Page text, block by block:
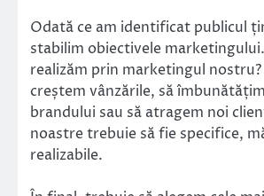
Odată ce am identificat publicul
stabilim obiectivele
realizăm prin marketingul nostru?
creștem vânzările, să
brandului sau să atragem noi
noastre trebuie să fie specifice,
realizabile.